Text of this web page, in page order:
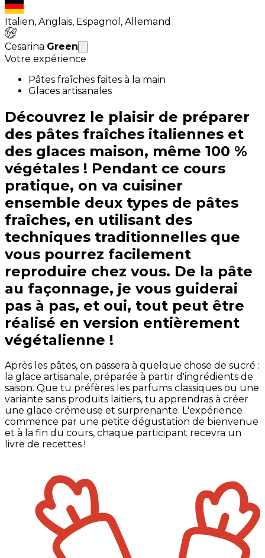
Italien, Anglais, Espagnol, Allemand
Cesarina Green
Votre expérience
Pâtes fraîches faites à la main
Glaces artisanales
Découvrez le plaisir de préparer
des pâtes fraîches italiennes et
des glaces maison, même 100 %
végétales ! Pendant ce cours
pratique, on va cuisiner
ensemble deux types de pâtes
fraîches, en utilisant des
techniques traditionnelles que
vous pourrez facilement
reproduire chez vous. De la pâte
au façonnage, je vous guiderai
pas à pas, et oui, tout peut être
réalisé en version entièrement
végétalienne !
Après les pâtes, on passera à quelque chose de sucré :
la glace artisanale, préparée à partir d'ingrédients de
saison. Que tu préfères les parfums classiques ou une
variante sans produits laitiers, tu apprendras à créer
une glace crémeuse et surprenante. L'expérience
commence par une petite dégustation de bienvenue
et à la fin du cours, chaque participant recevra un
livre de recettes !